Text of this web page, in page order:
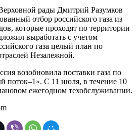
рады Дмитрий Разумков
отбор российского газа из
которые проходят по территории
выработать с учетом
газа целый план по
Незалежной.
возобновила поставки газа по
поток–1». С 11 июля, в течение 10
ежегодном техобслуживании.